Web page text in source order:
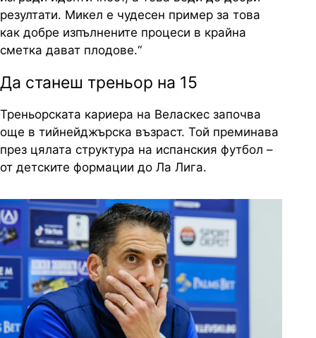
резултати. Микел е чудесен пример за това
как добре изпълнените процеси в крайна
сметка дават плодове.“
Да станеш треньор на 15
Треньорската кариера на Веласкес започва
още в тийнейджърска възраст. Той преминава
през цялата структура на испанския футбол –
от детските формации до Ла Лига.